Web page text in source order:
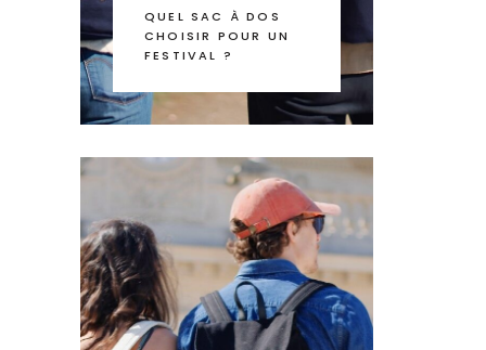
QUEL SAC À DOS
CHOISIR POUR UN
FESTIVAL ?